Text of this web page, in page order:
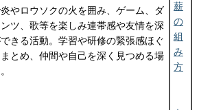
やロウソクの火を囲み、ゲーム、ダ
ツ、歌等を楽しみ連帯感や友情を深
きる活動。学習や研修の緊張感ほぐ
とめ、仲間や自己を深く見つめる場
薪
の
組
み
方